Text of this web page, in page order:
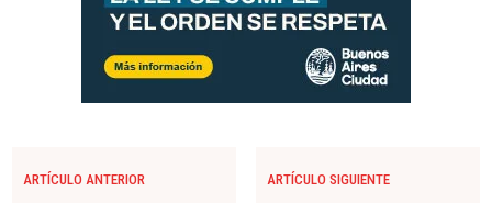
ARTÍCULO ANTERIOR ARTÍCULO SIGUIENTE